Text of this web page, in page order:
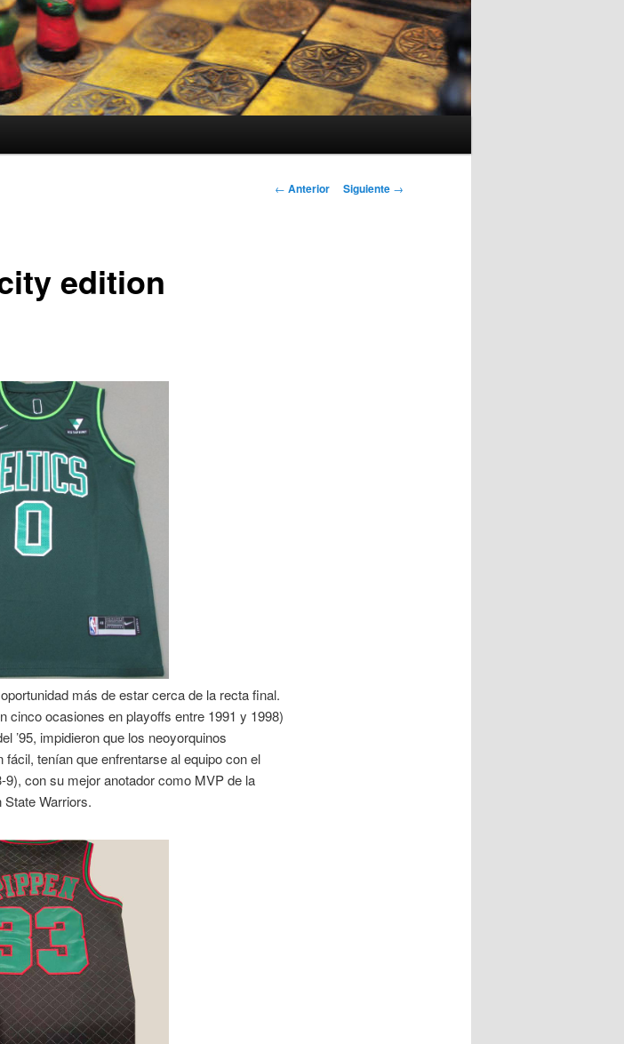
Navegación
← Anterior Siguiente →
edition
más de estar cerca de la recta final.
cinco ocasiones en playoffs entre 1991 y 1998)
’95, impidieron que los neoyorquinos
tenían que enfrentarse al equipo con el
con su mejor anotador como MVP de la
Warriors.